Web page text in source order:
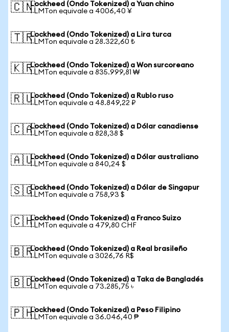
🇨🇳Lockheed (Ondo Tokenized) a Yuan chino
1 LMTon equivale a 4006,40 ¥
🇹🇷Lockheed (Ondo Tokenized) a Lira turca
1 LMTon equivale a 28.322,60 ₺
🇰🇷Lockheed (Ondo Tokenized) a Won surcoreano
1 LMTon equivale a 835.999,81 ₩
🇷🇺Lockheed (Ondo Tokenized) a Rublo ruso
1 LMTon equivale a 48.849,22 ₽
🇨🇦Lockheed (Ondo Tokenized) a Dólar canadiense
1 LMTon equivale a 828,38 $
🇦🇺Lockheed (Ondo Tokenized) a Dólar australiano
1 LMTon equivale a 840,24 $
🇸🇬Lockheed (Ondo Tokenized) a Dólar de Singapur
1 LMTon equivale a 758,93 $
🇨🇭Lockheed (Ondo Tokenized) a Franco Suizo
1 LMTon equivale a 479,80 CHF
🇧🇷Lockheed (Ondo Tokenized) a Real brasileño
1 LMTon equivale a 3026,76 R$
🇧🇩Lockheed (Ondo Tokenized) a Taka de Bangladés
1 LMTon equivale a 73.285,75 ৳
🇵🇭Lockheed (Ondo Tokenized) a Peso Filipino
1 LMTon equivale a 36.046,40 ₱